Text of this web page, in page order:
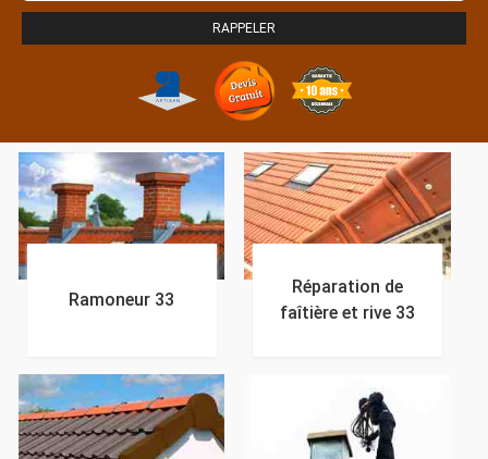
Ramoneur 33
Réparation de
faîtière et rive 33